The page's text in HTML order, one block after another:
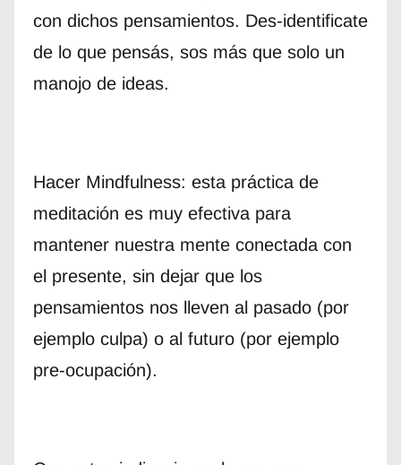
con dichos pensamientos. Des-identificate
de lo que pensás, sos más que solo un
manojo de ideas.
Hacer Mindfulness: esta práctica de
meditación es muy efectiva para
mantener nuestra mente conectada con
el presente, sin dejar que los
pensamientos nos lleven al pasado (por
ejemplo culpa) o al futuro (por ejemplo
pre-ocupación).